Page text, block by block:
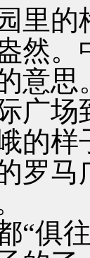
里的
然。
意思
广
的样
罗马
“俱